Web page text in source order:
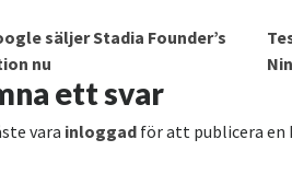
säljer Stadia Founder’s
nu
ett svar
vara inloggad för att publicera en